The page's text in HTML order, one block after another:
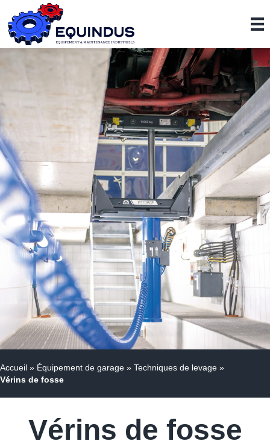
Accueil » Équipement de garage » Techniques de levage »
Vérins de fosse
Vérins de fosse